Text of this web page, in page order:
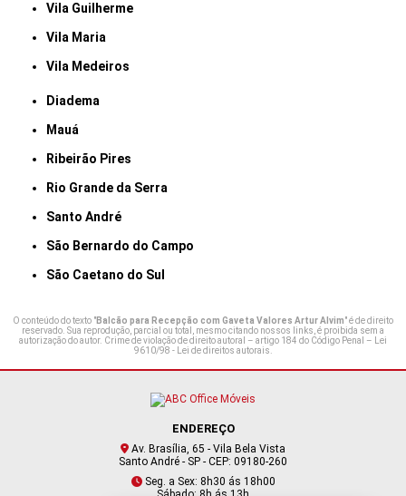
Vila Guilherme
Vila Maria
Vila Medeiros
Diadema
Mauá
Ribeirão Pires
Rio Grande da Serra
Santo André
São Bernardo do Campo
São Caetano do Sul
O conteúdo do texto "Balcão para Recepção com Gaveta Valores Artur Alvim" é de direito
reservado. Sua reprodução, parcial ou total, mesmo citando nossos links, é proibida sem a
autorização do autor. Crime de violação de direito autoral – artigo 184 do Código Penal – Lei
9610/98 - Lei de direitos autorais.
ENDEREÇO
Av. Brasília, 65 - Vila Bela Vista
Santo André - SP - CEP: 09180-260
Seg. a Sex: 8h30 ás 18h00